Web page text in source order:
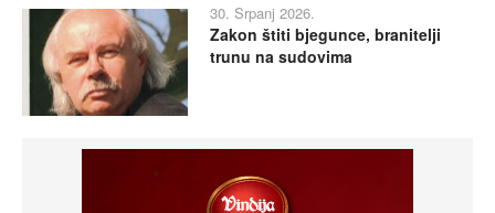
30. Srpanj 2026.
Zakon štiti bjegunce, branitelji
trunu na sudovima